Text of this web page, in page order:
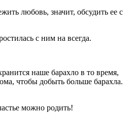
любовь, значит, обсудить ее с
с ним на всегда.
наше барахло в то время,
чтобы добыть больше барахла.
можно родить!